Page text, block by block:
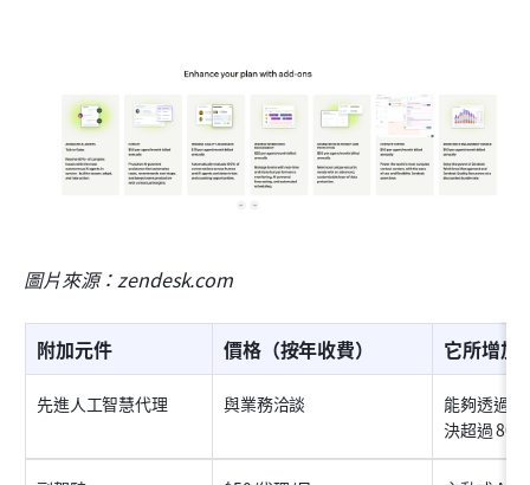
圖片來源：zendesk.com
附加元件 價格（按年收費） 它所增加
先進人工智慧代理 與業務洽談
能夠透過
決超過